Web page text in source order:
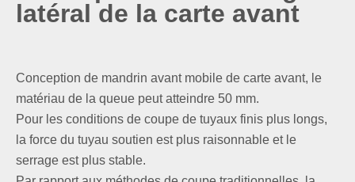
latéral de la carte avant
Conception de mandrin avant mobile de carte avant, le
matériau de la queue peut atteindre 50 mm.
Pour les conditions de coupe de tuyaux finis plus longs,
la force du tuyau soutien est plus raisonnable et le
serrage est plus stable.